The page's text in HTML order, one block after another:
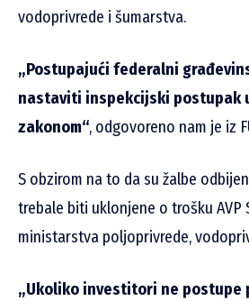
vodoprivrede i šumarstva.
„Postupajući federalni
nastaviti inspekcijski postupak
zakonom“, odgovoreno nam je iz
S obzirom na to da su žalbe
trebale biti uklonjene o trošku AVP
ministarstva poljoprivrede,
„Ukoliko investitori ne postupe